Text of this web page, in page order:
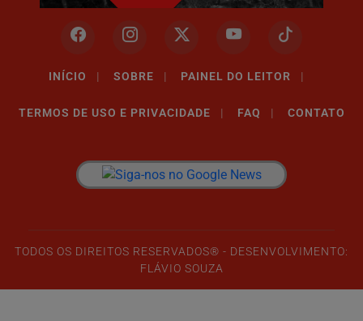
INÍCIO | SOBRE | PAINEL DO LEITOR |
TERMOS DE USO E PRIVACIDADE | FAQ | CONTATO
TODOS OS DIREITOS RESERVADOS® - DESENVOLVIMENTO:
FLÁVIO SOUZA
você concorda com nossos Termos de Uso e